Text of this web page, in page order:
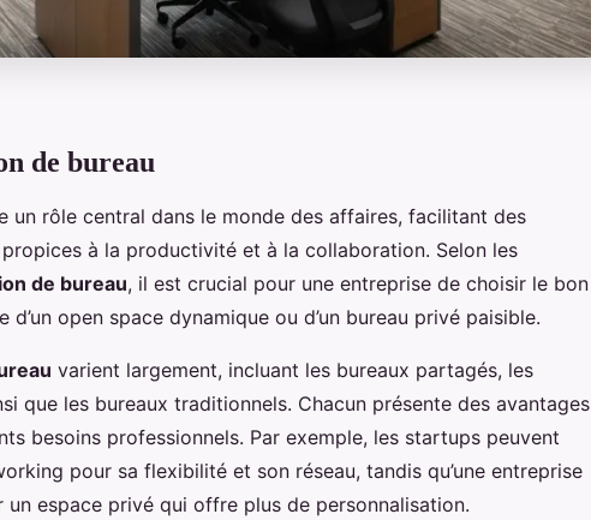
de bureau
un rôle central dans le monde des affaires, facilitant des
à la productivité et à la collaboration. Selon les
de bureau, il est crucial pour une entreprise de choisir le bon
d’un open space dynamique ou d’un bureau privé paisible.
varient largement, incluant les bureaux partagés, les
que les bureaux traditionnels. Chacun présente des avantages
besoins professionnels. Par exemple, les startups peuvent
pour sa flexibilité et son réseau, tandis qu’une entreprise
espace privé qui offre plus de personnalisation.